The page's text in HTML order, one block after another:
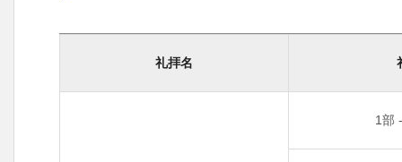
礼拝名
1部